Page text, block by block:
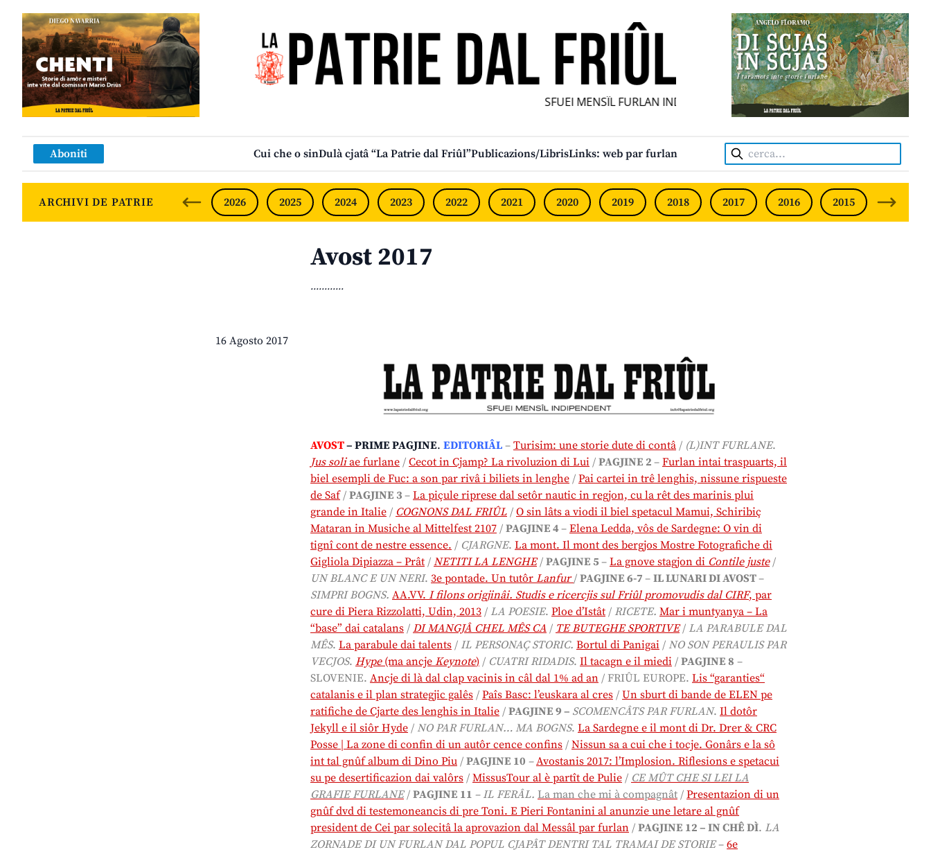
SFUEI MENSÎL FURLAN INDIPENDENT • INDEPENDENT FRIULIAN MONTHLY
Aboniti Cui che o sinDulà cjatâ “La Patrie dal Friûl”Publicazions/LibrisLinks: web par furlan Cerca:
ARCHIVI DE PATRIE 2026 2025 2024 2023 2022 2021 2020 2019 2018 2017 2016 2015 2014
Avost 2017
............
16 Agosto 2017
AVOST– PRIME PAGJINE. EDITORIÂL – Turisim: une storie dute di contâ / (L)INT FURLANE.
Jus soliae furlane / Cecot in Cjamp? La rivoluzion di Lui / PAGJINE 2 – Furlan intai traspuarts, il
biel esempli de Fuc: a son par rivâ i biliets in lenghe / Pai cartei in trê lenghis, nissune rispueste
de Saf/ PAGJINE 3 – La piçule riprese dal setôr nautic in regjon, cu la rêt des marinis plui
grande in Italie / COGNONS DAL FRIÛL / O sin lâts a viodi il biel spetacul Mamui, Schiribiç
Mataran in Musiche al Mittelfest 2107 / PAGJINE 4– Elena Ledda, vôs de Sardegne: O vin di
tignî cont de nestre essence. / CJARGNE. La mont. Il mont des bergjos Mostre Fotografiche di
Gigliola Dipiazza – Prât / NETITI LA LENGHE / PAGJINE 5 – La gnove stagjon di Contile juste/
UN BLANC E UN NERI. 3e pontade. Un tutôr Lanfur / PAGJINE 6-7 – IL LUNARI DI AVOST–
SIMPRI BOGNS. AA.VV. I filons origjinâi. Studis e ricercjis sul Friûl promovudis dal CIRF, par
cure di Piera Rizzolatti, Udin, 2013 / LA POESIE. Ploe d’Istât / RICETE. Mar i muntyanya – La
“base” dai catalans / DI MANGJÂ CHEL MÊS CA / TE BUTEGHE SPORTIVE/ LA PARABULE DAL
MÊS. La parabule dai talents / IL PERSONAÇ STORIC. Bortul di Panigai / NO SON PERAULIS PAR
VECJOS. Hype(ma ancje Keynote) / CUATRI RIDADIS. Il tacagn e il miedi / PAGJINE 8 –
SLOVENIE. Ancje di là dal clap vacinis in câl dal 1% ad an / FRIÛL EUROPE. Lis “garanties“
catalanis e il plan strategjic galês / Paîs Basc: l’euskara al cres / Un sburt di bande de ELEN pe
ratifiche de Cjarte des lenghis in Italie / PAGJINE 9 – SCOMENCÂTS PAR FURLAN. Il dotôr
Jekyll e il siôr Hyde / NO PAR FURLAN… MA BOGNS. La Sardegne e il mont di Dr. Drer & CRC
Posse | La zone di confin di un autôr cence confins / Nissun sa a cui che i tocje. Gonârs e la sô
int tal gnûf album di Dino Piu / PAGJINE 10 –Avostanis 2017: l’Implosion. Riflesions e spetacui
su pe desertificazion dai valôrs / MissusTour al è partît de Pulie / CE MÛT CHE SI LEI LA
GRAFIE FURLANE/ PAGJINE 11 – IL FERÂL. La man che mi à compagnât / Presentazion di un
gnûf dvd di testemoneancis di pre Toni. E Pieri Fontanini al anunzie une letare al gnûf
president de Cei par solecitâ la aprovazion dal Messâl par furlan / PAGJINE 12 – IN CHÊ DÌ. LA
ZORNADE DI UN FURLAN DAL POPUL CJAPÂT DENTRI TAL TRAMAI DE STORIE– 6e